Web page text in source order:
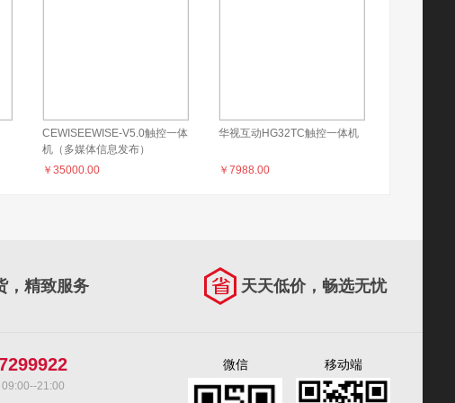
CEWISEEWISE-V5.0触控一体
机（多媒体信息发布）
￥ 35000.00
华视互动HG32TC触控一体机
￥ 7988.00
，精致服务 天天低价，畅选无忧
21:00
微信 移动端